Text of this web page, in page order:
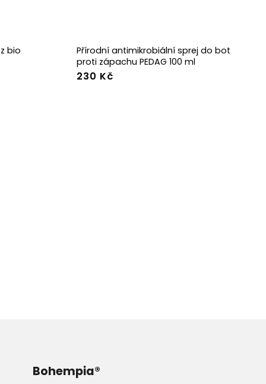
bio
Přírodní antimikrobiální sprej do bot
proti zápachu PEDAG 100 ml
230 Kč
Bohempia®